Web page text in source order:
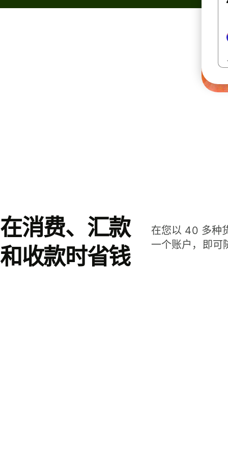
在消费、汇款
和收款时省钱
在您以 40 多种
一个账户，即可